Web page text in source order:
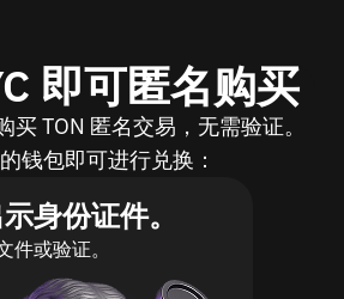
即可匿名购买
买 TON 匿名交易，无需验证。
钱包即可进行兑换：
身份证件。
件或验证。